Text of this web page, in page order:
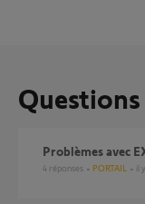
Questions
Problèmes avec
4 réponses PORTAIL